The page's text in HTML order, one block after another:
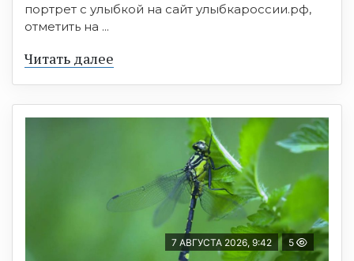
портрет с улыбкой на сайт улыбкароссии.рф,
отметить на ...
Читать далее
7 АВГУСТА 2026, 9:42 5